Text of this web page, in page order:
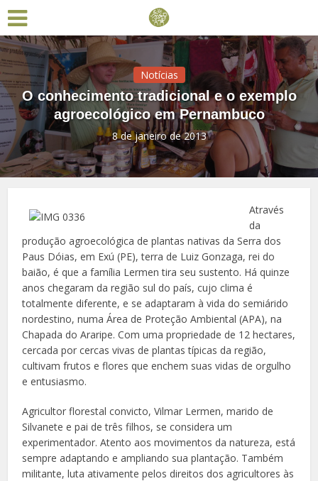
Notícias
O conhecimento tradicional e o exemplo
agroecológico em Pernambuco
8 de janeiro de 2013
Através
da
produção agroecológica de plantas nativas da Serra dos
Paus Dóias, em Exú (PE), terra de Luiz Gonzaga, rei do
baião, é que a família Lermen tira seu sustento. Há quinze
anos chegaram da região sul do país, cujo clima é
totalmente diferente, e se adaptaram à vida do semiárido
nordestino, numa Área de Proteção Ambiental (APA), na
Chapada do Araripe. Com uma propriedade de 12 hectares,
cercada por cercas vivas de plantas típicas da região,
cultivam frutos e flores que enchem suas vidas de orgulho
e entusiasmo.
Agricultor florestal convicto, Vilmar Lermen, marido de
Silvanete e pai de três filhos, se considera um
experimentador. Atento aos movimentos da natureza, está
sempre adaptando e ampliando sua plantação. Também
militante, luta ativamente pelos direitos dos agricultores às